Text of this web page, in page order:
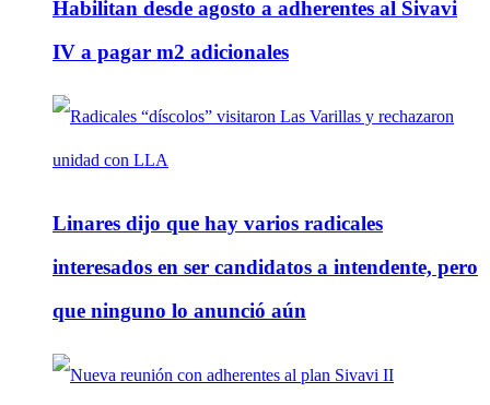
Habilitan desde agosto a adherentes al Sivavi
IV a pagar m2 adicionales
Linares dijo que hay varios radicales
interesados en ser candidatos a intendente, pero
que ninguno lo anunció aún